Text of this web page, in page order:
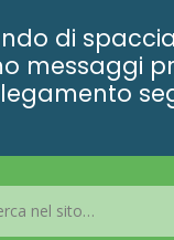
di
messaggi